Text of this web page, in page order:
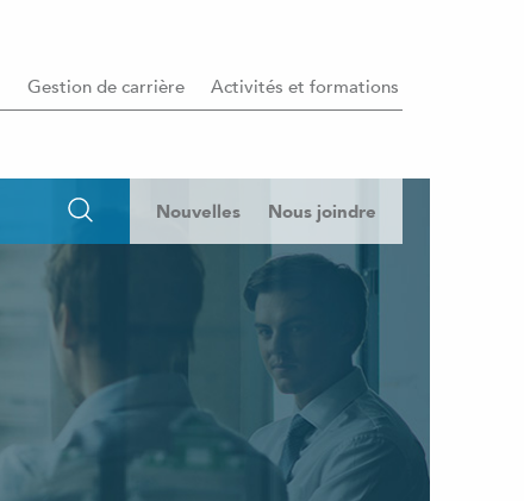
Gestion de carrière Activités et formations
Nouvelles Nous joindre